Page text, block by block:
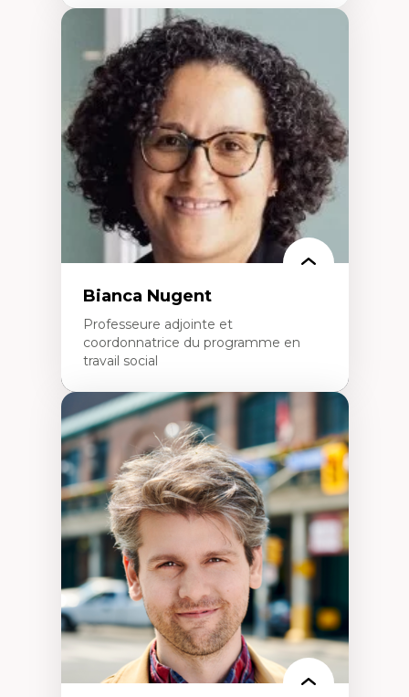
Expertises
Ethnographie critique des environnements
d’apprentissage des étudiant.e.s
Approche transdisciplinaire des
compétences socioaffectives et
interculturelles
Didactique des langues secondes et
compétence pragmatique
Andragogie
Méthodologies de recherche qualitative
Bianca Nugent
Professeure adjointe et
coordonnatrice du programme en
travail social
Expertises
Travail social, action et justice sociale
Fondements de l’intervention et des
nouvelles pratiques en travail social et en
éducation inclusive
Minorités linguistiques, offre active et
francophonie plurielle en contexte
linguistique minoritaire
Études critiques sur le handicap, la
neurodiversité, l'agentivité et les injustices
épistémiques
Intersectionnalité et réalités 2SLGBTQ+
Méthodes d’interventions et approches
antiraciste, décoloniale, anti-oppressive
Approche interculturelle critique
Pair-aidance, proche aidance, famille
choisie et soutien mutuel
Intervention de groupe, communautaire,